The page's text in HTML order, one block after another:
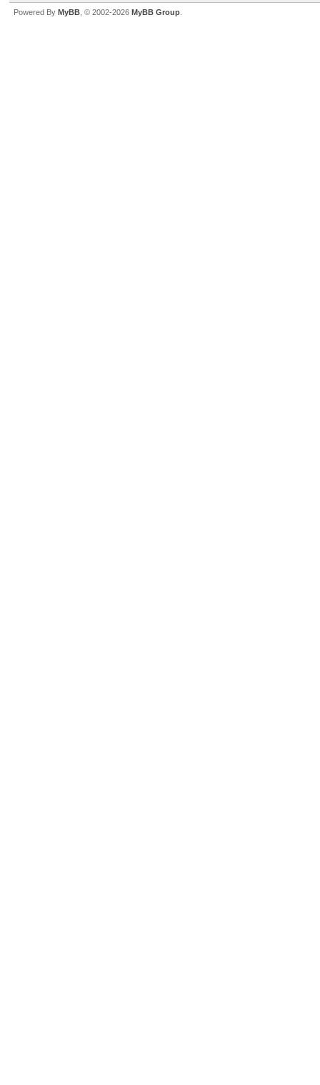
Powered By MyBB , © 2002-2026 MyBB Group